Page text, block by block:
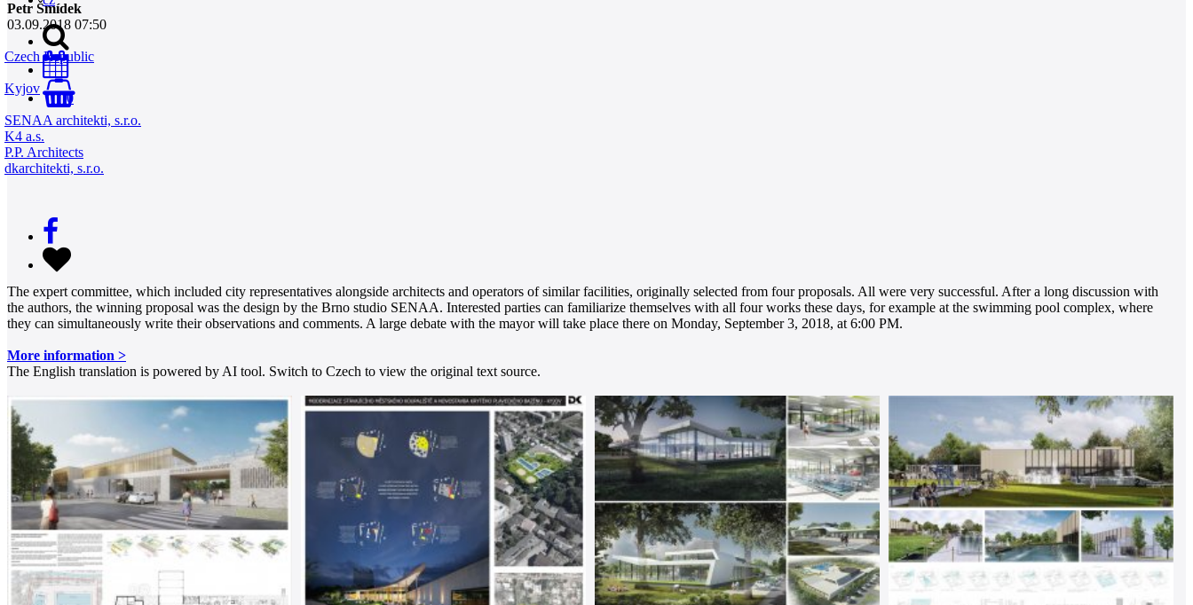
0
Petr Šmídek
03.09.2018 07:50
Czech Republic
Kyjov
SENAA architekti, s.r.o.
K4 a.s.
P.P. Architects
dkarchitekti, s.r.o.
The expert committee, which included city representatives alongside architects and operators of similar facilities, originally selected from four proposals. All were very successful. After a long discussion with
the authors, the winning proposal was the design by the Brno studio SENAA. Interested parties can familiarize themselves with all four works these days, for example at the swimming pool complex, where
they can simultaneously write their observations and comments. A large debate with the mayor will take place there on Monday, September 3, 2018, at 6:00 PM.
More information >
The English translation is powered by AI tool. Switch to Czech to view the original text source.